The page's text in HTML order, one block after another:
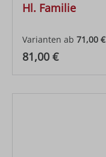
Hl. Familie
Varianten ab 71,00 €
Regulärer Preis:
81,00 €